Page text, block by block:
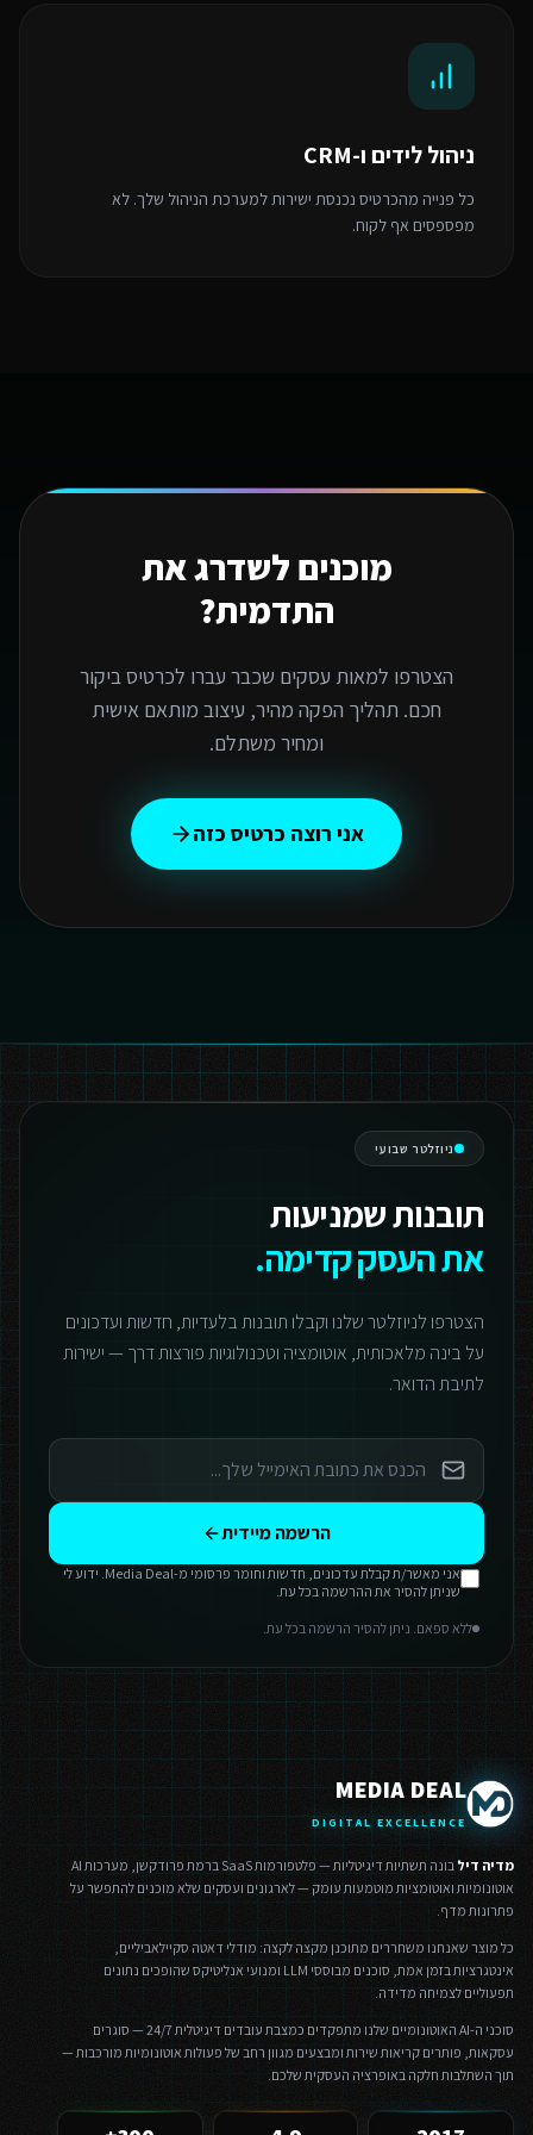
ניהול לידים ו-CRM
כל פנייה מהכרטיס נכנסת ישירות למערכת הניהול שלך. לא
מפספסים אף לקוח.
מוכנים לשדרג את
התדמית?
הצטרפו למאות עסקים שכבר עברו לכרטיס ביקור
חכם. תהליך הפקה מהיר, עיצוב מותאם אישית
ומחיר משתלם.
אני רוצה כרטיס כזה
ניוזלטר שבועי
תובנות שמניעות
את העסק קדימה.
הצטרפו לניוזלטר שלנו וקבלו תובנות בלעדיות, חדשות ועדכונים
על בינה מלאכותית, אוטומציה וטכנולוגיות פורצות דרך — ישירות
לתיבת הדואר.
הרשמה מיידית
אני מאשר/ת קבלת עדכונים, חדשות וחומר פרסומי מ-Media Deal. ידוע לי
שניתן להסיר את ההרשמה בכל עת.
ללא ספאם. ניתן להסיר הרשמה בכל עת.
MEDIA DEAL
DIGITAL EXCELLENCE
מדיה דיל
בונה תשתיות דיגיטליות — פלטפורמות SaaS ברמת פרודקשן, מערכות AI
אוטונומיות ואוטומציות מוטמעות עומק — לארגונים ועסקים שלא מוכנים להתפשר על
פתרונות מדף.
כל מוצר שאנחנו משחררים מתוכנן מקצה לקצה: מודלי דאטה סקיילאביליים,
אינטגרציות בזמן אמת, סוכנים מבוססי LLM ומנועי אנליטיקס שהופכים נתונים
תפעוליים לצמיחה מדידה.
סוכני ה-AI האוטונומיים שלנו מתפקדים כמצבת עובדים דיגיטלית 24/7 — סוגרים
עסקאות, פותרים קריאות שירות ומבצעים מגוון רחב של פעולות אוטונומיות מורכבות —
תוך השתלבות חלקה באופרציה העסקית שלכם.